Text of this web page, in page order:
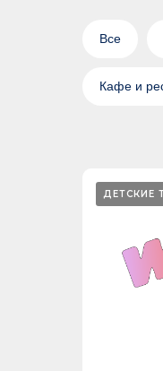
Все
Кафе и
ДЕТСКИЕ